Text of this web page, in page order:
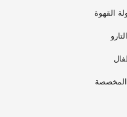
القهوة
المخصصة